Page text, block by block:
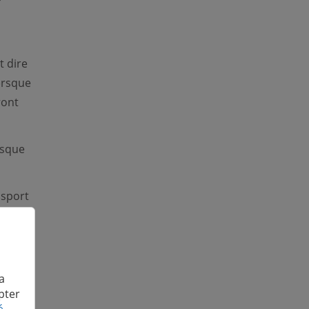
dire